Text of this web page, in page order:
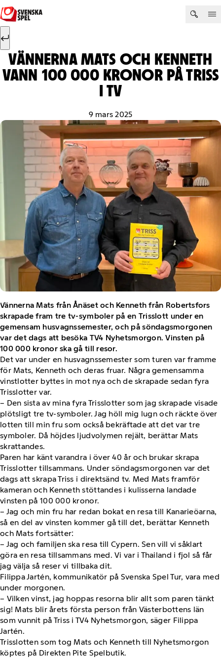
Hoppa till innehåll
Sök efter:
VÄNNERNA MATS OCH KENNETH
VANN 100 000 KRONOR PÅ TRISS
I TV
9 mars 2025
Vännerna Mats från Ånäset och Kenneth från Robertsfors
skrapade fram tre tv-symboler på en Trisslott under en
gemensam husvagnssemester, och på söndagsmorgonen
var det dags att besöka TV4 Nyhetsmorgon. Vinsten på
100 000 kronor ska gå till resor.
Det var under en husvagnssemester som turen var framme
för Mats, Kenneth och deras fruar. Några gemensamma
vinstlotter byttes in mot nya och de skrapade sedan fyra
Trisslotter var.
– Den sista av mina fyra Trisslotter som jag skrapade visade
plötsligt tre tv-symboler. Jag höll mig lugn och räckte över
lotten till min fru som också bekräftade att det var tre
symboler. Då höjdes ljudvolymen rejält, berättar Mats
skrattandes.
Paren har känt varandra i över 40 år och brukar skrapa
Trisslotter tillsammans. Under söndagsmorgonen var det
dags att skrapa Triss i direktsänd tv. Med Mats framför
kameran och Kenneth stöttandes i kulisserna landade
vinsten på 100 000 kronor.
– Jag och min fru har redan bokat en resa till Kanarieöarna,
så en del av vinsten kommer gå till det, berättar Kenneth
och Mats fortsätter:
– Jag och familjen ska resa till Cypern. Sen vill vi såklart
göra en resa tillsammans med. Vi var i Thailand i fjol så får
jag välja så reser vi tillbaka dit.
Filippa Jartén, kommunikatör på Svenska Spel Tur, vara med
under morgonen.
– Vilken vinst, jag hoppas resorna blir allt som paren tänkt
sig! Mats blir årets första person från Västerbottens län
som vunnit på Triss i TV4 Nyhetsmorgon, säger Filippa
Jartén.
Trisslotten som tog Mats och Kenneth till Nyhetsmorgon
köptes på Direkten Pite Spelbutik.